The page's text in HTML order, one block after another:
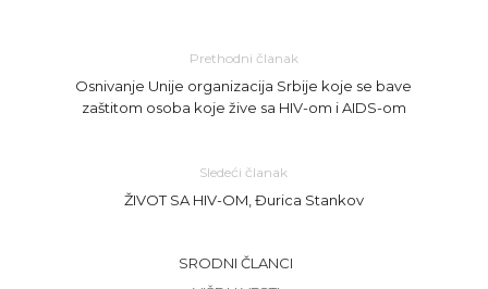
Prethodni članak
Osnivanje Unije organizacija Srbije koje se bave
zaštitom osoba koje žive sa HIV-om i AIDS-om
Sledeći članak
ŽIVOT SA HIV-OM, Đurica Stankov
SRODNI ČLANCI